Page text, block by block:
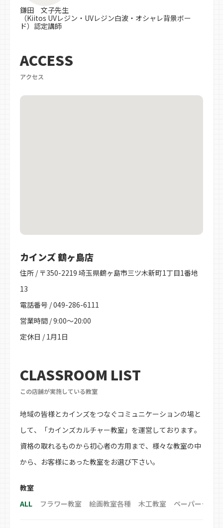
鎌田 文子先生
（Kiitos UVレジン・UVレジン白波・オシャレ背景ボー
ド）認定講師
ACCESS
アクセス
カインズ 鶴ヶ島店
住所 / 〒350-2219 埼玉県鶴ヶ島市三ツ木新町1丁目1番地
13
電話番号 / 049-286-6111
営業時間 / 9:00～20:00
定休日 / 1月1日
CLASSROOM LIST
この店舗が実施している教室
地域の皆様とカインズをつなぐコミュニケーションの場と
して、「カインズカルチャー教室」を運営しております。
資格の取れるものから初心者の方用まで、様々な教室の中
から、お客様にあった教室をお選び下さい。
教室
ALL
フラワー教室 絵画教室各種 木工教室 ペーパークラ